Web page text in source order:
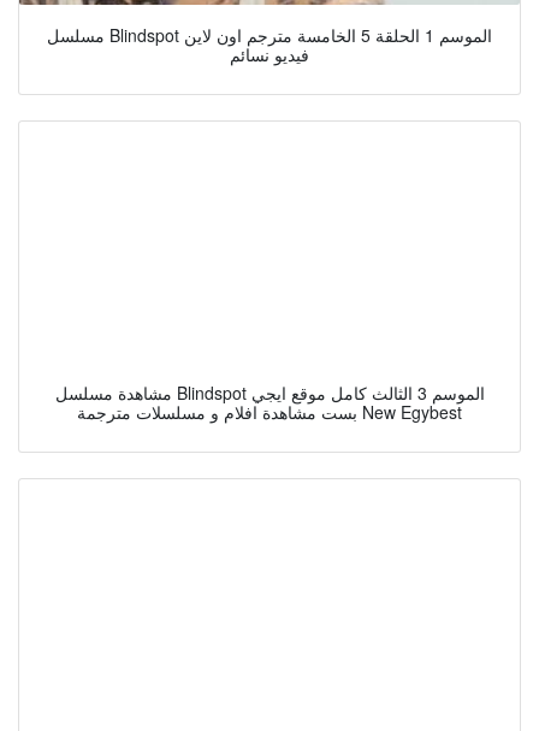
مسلسل Blindspot الموسم 1 الحلقة 5 الخامسة مترجم اون لاين
فيديو نسائم
مشاهدة مسلسل Blindspot الموسم 3 الثالث كامل موقع ايجي
بست مشاهدة افلام و مسلسلات مترجمة New Egybest